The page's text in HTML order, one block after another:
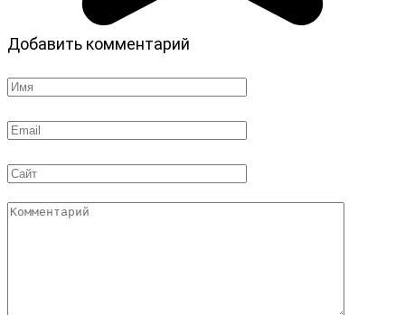
Добавить комментарий
Имя
Email
Сайт
Комментарий